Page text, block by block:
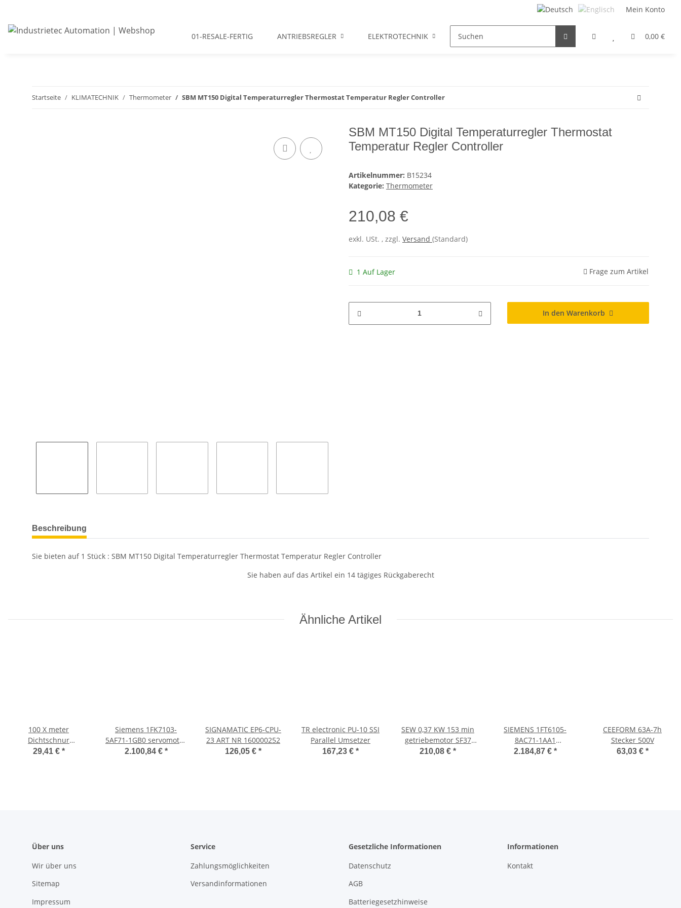
Mein Konto
0,00 €
01-RESALE-FERTIG ANTRIEBSREGLER ELEKTROTECHNIK FILTER / DROSSEL GETRIEBEMOTOREN HYDRAULIK
Startseite KLIMATECHNIK Thermometer SBM MT150 Digital Temperaturregler Thermostat Temperatur Regler Controller
SBM MT150 Digital Temperaturregler Thermostat
Temperatur Regler Controller
Artikelnummer: B15234
Kategorie: Thermometer
210,08 €
exkl. USt. , zzgl. Versand (Standard)
1 Auf Lager Frage zum Artikel
In den Warenkorb
Beschreibung
Sie bieten auf 1 Stück : SBM MT150 Digital Temperaturregler Thermostat Temperatur Regler Controller
Sie haben auf das Artikel ein 14 tägiges Rückgaberecht
Ähnliche Artikel
100 X meter
Dichtschnur
Kamindichtung
29,41 € *
Siemens 1FK7103-
5AF71-1GB0 servomotor
1FK71035AF711GB0
2.100,84 € *
SIGNAMATIC EP6-CPU-
23 ART NR 160000252
126,05 € *
TR electronic PU-10 SSI
Parallel Umsetzer
167,23 € *
SEW 0,37 KW 153 min
getriebemotor SF37
DT71D4/TF/Z/ASA1
210,08 € *
SIEMENS 1FT6105-
8AC71-1AA1
servomotor
2.184,87 € *
CEEFORM 63A-7h
Stecker 500V
63,03 € *
Über uns
Wir über uns
Sitemap
Impressum
Service
Zahlungsmöglichkeiten
Versandinformationen
Gesetzliche Informationen
Datenschutz
AGB
Batteriegesetzhinweise
Informationen
Kontakt